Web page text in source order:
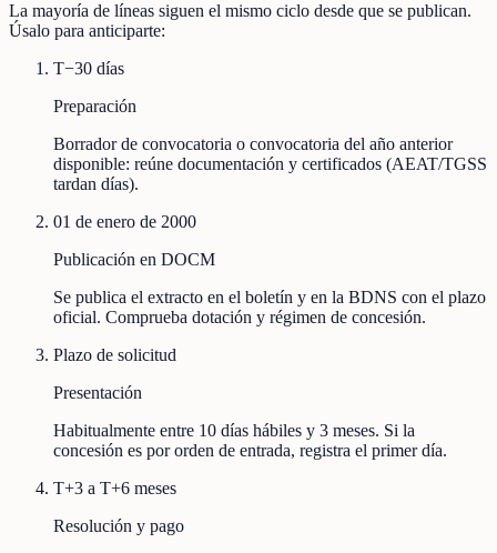
La mayoría de líneas siguen el mismo ciclo desde que se publican.
Úsalo para anticiparte:
T−30 días
Preparación
Borrador de convocatoria o convocatoria del año anterior
disponible: reúne documentación y certificados (AEAT/TGSS
tardan días).
01 de enero de 2000
Publicación en DOCM
Se publica el extracto en el boletín y en la BDNS con el plazo
oficial. Comprueba dotación y régimen de concesión.
Plazo de solicitud
Presentación
Habitualmente entre 10 días hábiles y 3 meses. Si la
concesión es por orden de entrada, registra el primer día.
T+3 a T+6 meses
Resolución y pago